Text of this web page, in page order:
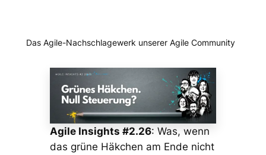
Das Agile-Nachschlagewerk unserer Agile Community
Agile Insights #2.26: Was, wenn
das grüne Häkchen am Ende nicht